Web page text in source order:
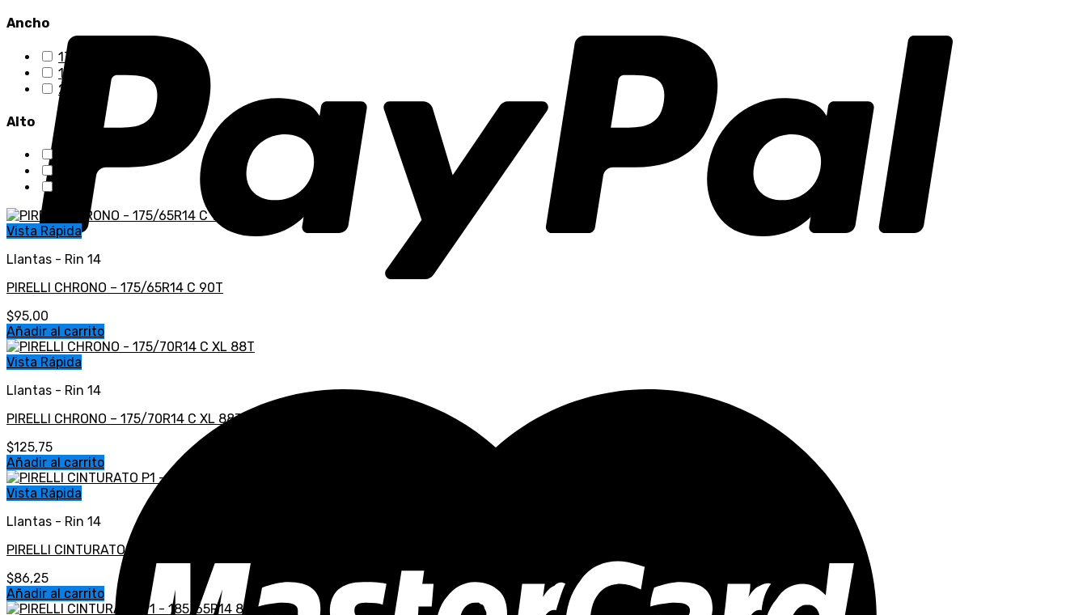
Ancho
175
185
215
Alto
Vista Rápida
Llantas - Rin 14
PIRELLI CHRONO – 175/65R14 C 90T
$95,00
Añadir al carrito
Vista Rápida
Llantas - Rin 14
PIRELLI CHRONO – 175/70R14 C XL 88T
$125,75
Añadir al carrito
Vista Rápida
Llantas - Rin 14
PIRELLI CINTURATO P1 – 175/70R14 84H
$86,25
Añadir al carrito